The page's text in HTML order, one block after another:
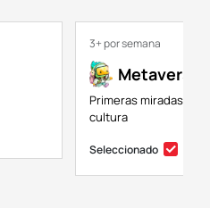
3+ por semana
Metaversal
Primeras miradas a
cultura
Seleccionado